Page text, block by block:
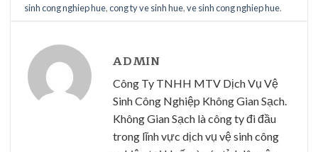
sinh cong nghiep hue,cong ty ve sinh hue,ve sinh cong nghiep hue.
ADMIN
Công Ty TNHH MTV Dịch Vụ Vệ
Sinh Công Nghiệp Không Gian Sạch.
Không Gian Sạch là công ty đi đầu
trong lĩnh vực dịch vụ vệ sinh công